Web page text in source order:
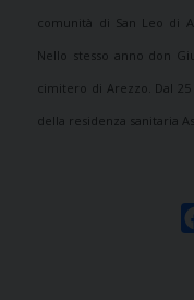
comunità di San Leo di
Nello stesso anno don
cimitero di Arezzo. Dal
della residenza sanitaria